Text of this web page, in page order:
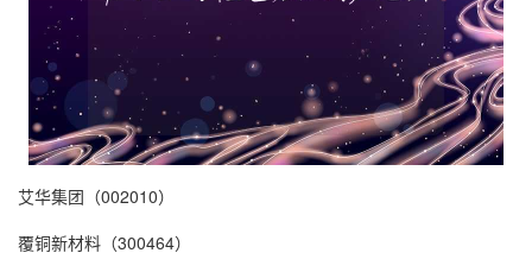
艾华集团（002010）
覆铜新材料（300464）